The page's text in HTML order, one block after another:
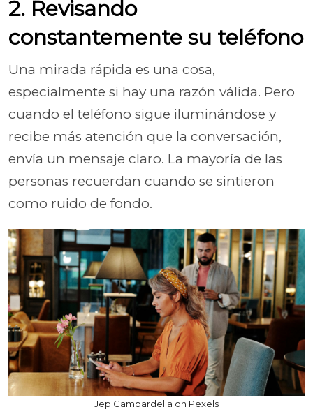
2. Revisando
constantemente su teléfono
Una mirada rápida es una cosa,
especialmente si hay una razón válida. Pero
cuando el teléfono sigue iluminándose y
recibe más atención que la conversación,
envía un mensaje claro. La mayoría de las
personas recuerdan cuando se sintieron
como ruido de fondo.
Jep Gambardella on Pexels